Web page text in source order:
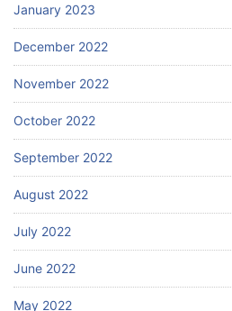
January 2023
December 2022
November 2022
October 2022
September 2022
August 2022
July 2022
June 2022
May 2022